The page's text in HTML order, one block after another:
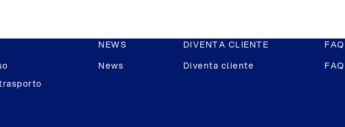
NEWS
News
DIVENTA CLIENTE
Diventa cliente
FAQ
FAQ